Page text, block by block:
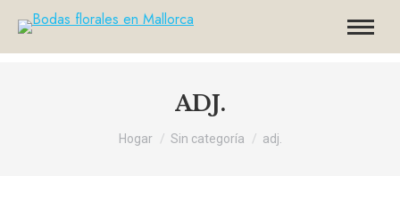
ADJ.
Usted está aquí:
Hogar Sin categoría adj.